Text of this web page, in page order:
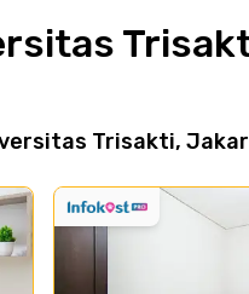
Trisakti,